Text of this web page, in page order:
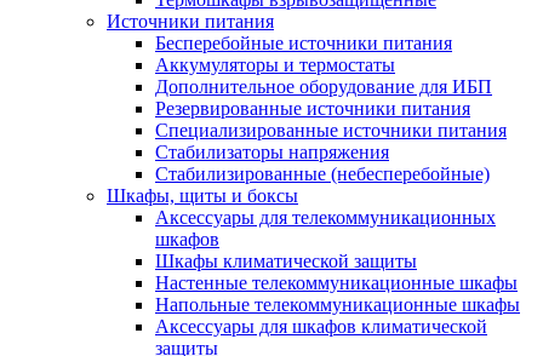
Источники питания
Бесперебойные источники питания
Аккумуляторы и термостаты
Дополнительное оборудование для ИБП
Резервированные источники питания
Специализированные источники питания
Стабилизаторы напряжения
Стабилизированные (небесперебойные)
Шкафы, щиты и боксы
Аксессуары для телекоммуникационных
шкафов
Шкафы климатической защиты
Настенные телекоммуникационные шкафы
Напольные телекоммуникационные шкафы
Аксессуары для шкафов климатической
защиты